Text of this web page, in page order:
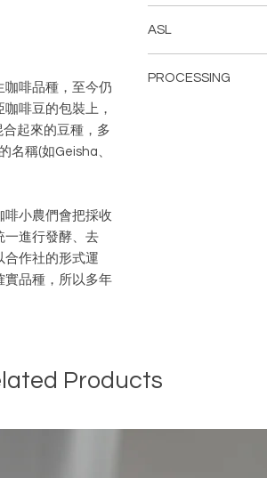
咖啡品種，至今仍
啡豆的包裝上，
起來的豆種，多
名稱(如Geisha、
啡小農們會把採收
一進行發酵、去
合作社的形式運
實品種，所以多年
ASL
PROCESSING
Products